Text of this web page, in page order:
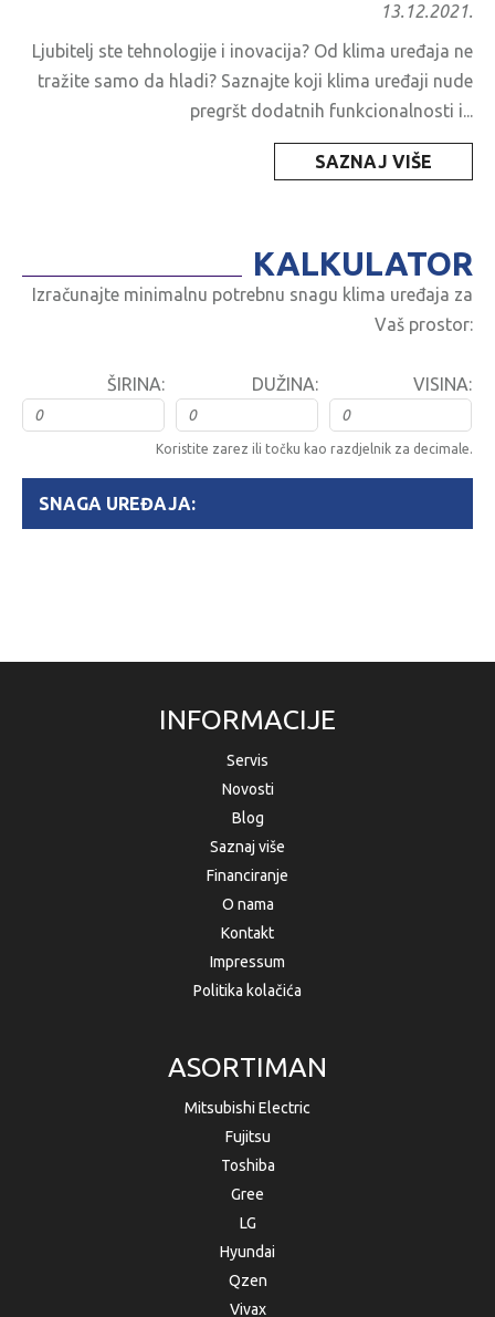
13.12.2021.
Ljubitelj ste tehnologije i inovacija? Od klima uređaja ne
tražite samo da hladi? Saznajte koji klima uređaji nude
pregršt dodatnih funkcionalnosti i...
SAZNAJ VIŠE
KALKULATOR
Izračunajte minimalnu potrebnu snagu klima uređaja za
Vaš prostor:
ŠIRINA: DUŽINA: VISINA:
Koristite zarez ili točku kao razdjelnik za decimale.
SNAGA UREĐAJA:
INFORMACIJE
Servis
Novosti
Blog
Saznaj više
Financiranje
O nama
Kontakt
Impressum
Politika kolačića
ASORTIMAN
Mitsubishi Electric
Fujitsu
Toshiba
Gree
LG
Hyundai
Qzen
Vivax